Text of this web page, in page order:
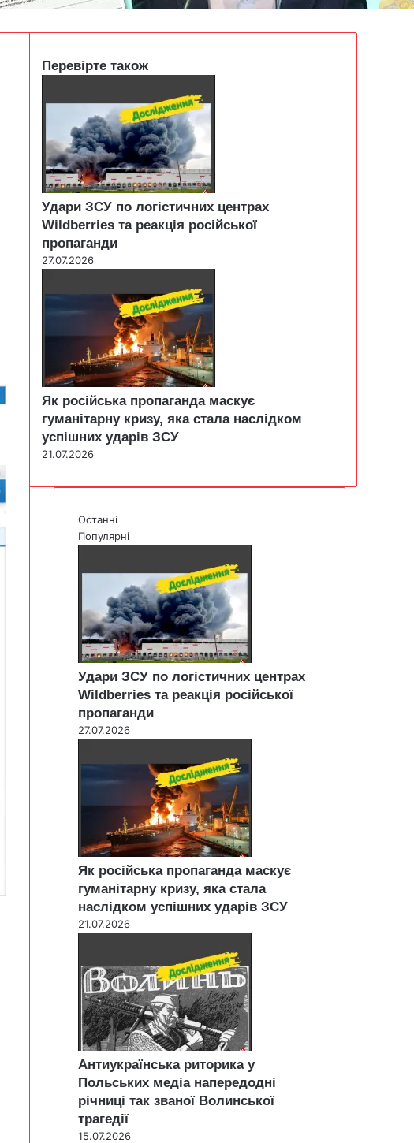
Перевірте також
Удари ЗСУ по логістичних центрах
Wildberries та реакція російської
пропаганди
27.07.2026
Як російська пропаганда маскує
гуманітарну кризу, яка стала наслідком
успішних ударів ЗСУ
21.07.2026
Останні
Популярні
Удари ЗСУ по логістичних центрах
Wildberries та реакція російської
пропаганди
27.07.2026
Як російська пропаганда маскує
гуманітарну кризу, яка стала
наслідком успішних ударів ЗСУ
21.07.2026
Антиукраїнська риторика у
Польських медіа напередодні
річниці так званої Волинської
трагедії
15.07.2026